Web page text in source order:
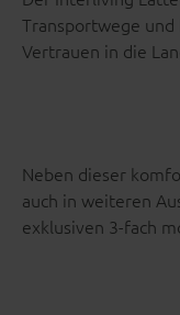
Transportwege und
Vertrauen in die
Neben dieser
auch in weiteren
exklusiven 3-fach